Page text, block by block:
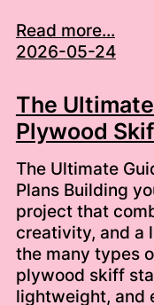
Read more...
2026-05-24
The
Plywood
The Ultimate
Plans Building
project that
creativity, and a
the many types
plywood skiff
lightweight, and